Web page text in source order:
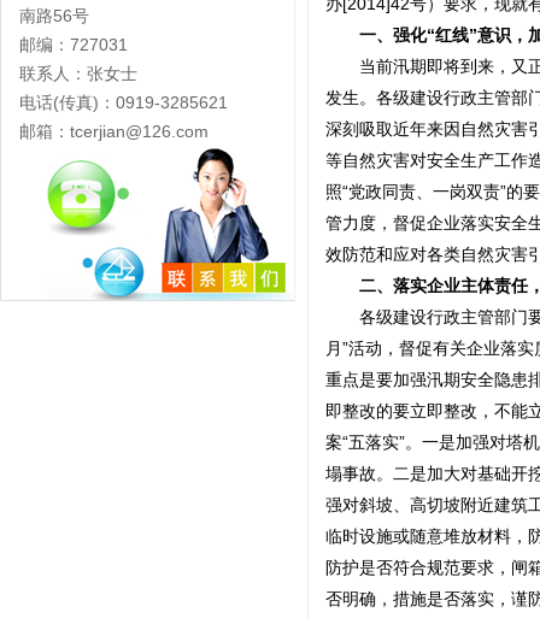
一、强化“红线”意识，
当前汛期即将到来，又正
发生。各级建设行政主管部
深刻吸取近年来因自然灾害
等自然灾害对安全生产工作
照“党政同责、一岗双责”的
管力度，督促企业落实安全
效防范和应对各类自然灾害
二、落实企业主体责任
各级建设行政主管部门要
月”活动，督促有关企业落
重点是要加强汛期安全隐患
即整改的要立即整改，不能
案“五落实”。一是加强对塔
塌事故。二是加大对基础开
强对斜坡、高切坡附近建筑
临时设施或随意堆放材料，
防护是否符合规范要求，闸
否明确，措施是否落实，谨
南路56号
邮编：727031
联系人：张女士
电话(传真)：0919-3285621
邮箱：tcerjian@126.com